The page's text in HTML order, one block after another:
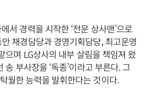
서 경력을 시작한 ‘전문 상사맨’으로
재경담당과 경영기획담당, 최고운영
으며 LG상사의 내부 살림을 책임져 왔
송 부사장을 ‘독종’이라고 부른다. 그
월한 능력을 발휘한다는 것이다.